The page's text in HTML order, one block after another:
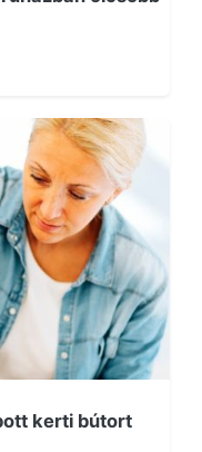
kerti bútort